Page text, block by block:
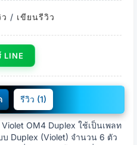
/ เขียนรีวิว
LINE
รีวิว (1)
OM4 Duplex ใช้เป็นเพลท
Duplex (Violet) จำนวน 6 ตัว